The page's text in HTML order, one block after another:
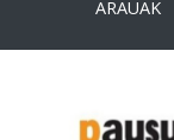
ARAUAK